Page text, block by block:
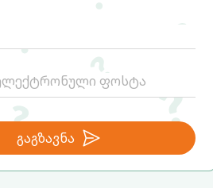
გაგზავნა